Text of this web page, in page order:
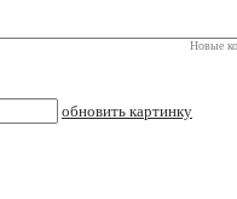
Новые
обновить картинку